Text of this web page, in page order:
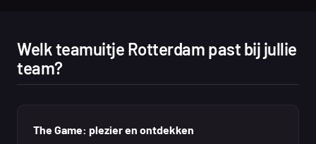
Welk teamuitje Rotterdam past bij jullie
team?
The Game: plezier en ontdekken